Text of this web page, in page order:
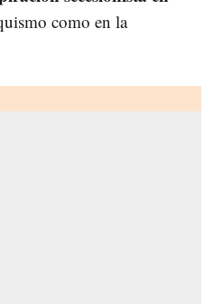
como en la